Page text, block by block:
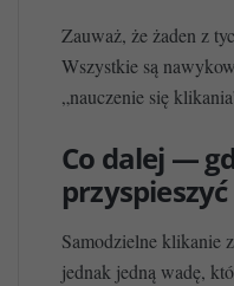
Zauważ, że żaden z
Wszystkie są
„nauczenie się
Co dalej —
przyspieszyć
Samodzielne klikanie
jednak jedną wadę,